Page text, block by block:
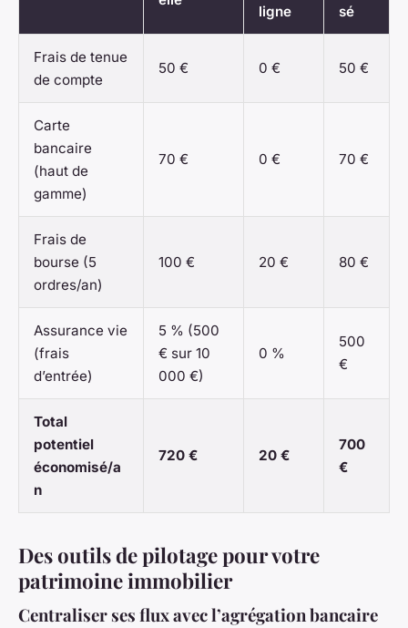
ligne sé
Frais de tenue
de compte
50 € 0 € 50 €
Carte
bancaire
(haut de
gamme)
70 € 0 € 70 €
Frais de
bourse (5
ordres/an)
100 € 20 € 80 €
Assurance vie
(frais
d’entrée)
5 % (500
€ sur 10
000 €)
0 %
500
€
Total
potentiel
économisé/a
n
720 € 20 €
700
€
Des outils de pilotage pour votre
patrimoine immobilier
Centraliser ses flux avec l’agrégation bancaire